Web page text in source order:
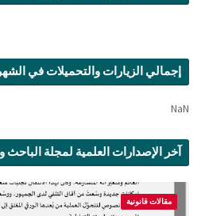
إجمالي الزيارات والتحميلات في
NaN
آخر الإصدارات العلمية لمجلة
مقالات قانونية